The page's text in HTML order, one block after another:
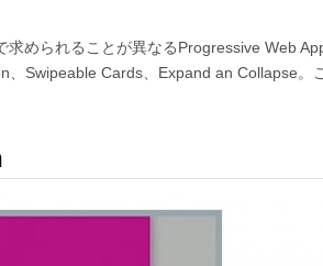
求められることが異なるProgressive Web
、Swipeable Cards、Expand an Collapse。